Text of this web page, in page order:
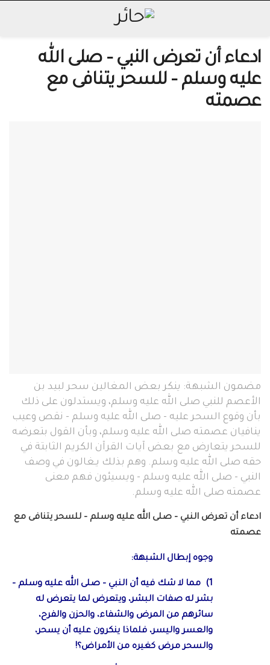
ادعاء أن تعرض النبي – صلى الله
عليه وسلم – للسحر يتنافى مع
عصمته
مضمون الشبهة: ينكر بعض المغالين سحر لبيد بن
الأعصم للنبي صلى الله عليه وسلم، ويستدلون على ذلك
بأن وقوع السحر عليه - صلى الله عليه وسلم - نقص وعيب
ينافيان عصمته صلى الله عليه وسلم، وبأن القول بتعرضه
للسحر يتعارض مع بعض آيات القرآن الكريم الثابتة في
حقه صلى الله عليه وسلم. وهم بذلك يـغالون في وصف
النبي - صلى الله عليه وسلم - ويسيئون فهم معنى
عصمته صلى الله عليه وسلم.
ادعاء أن تعرض النبي – صلى الله عليه وسلم – للسحر يتنافى مع
عصمته
وجوه إبطال الشبهة:
1) مما لا شك فيه أن النبي – صلى الله عليه وسلم –
بشر له صفات البشر، ويتعرض لما يتعرض له
سائرهم من المرض والشفاء، والحزن والفرح،
والعسر واليسر، فلماذا ينكرون عليه أن يسحر،
والسحر مرض كغيره من الأمراض؟!